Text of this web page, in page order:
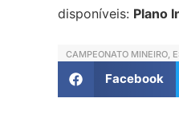
disponíveis: Plano
CAMPEONATO MINEIRO
Facebook